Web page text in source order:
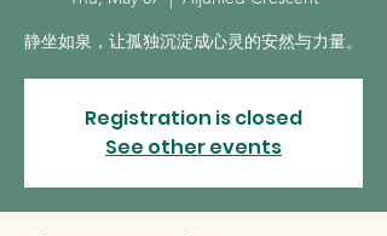
静坐如泉，让孤独沉淀成心灵的安然与力量。
Registration is closed
See other events